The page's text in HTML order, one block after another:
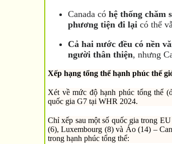
Canada có hệ thống chăm
phương tiện đi lại có thể
Cả hai nước đều có nền
người thân thiện, nhưng
Xếp hạng tổng thể hạnh phúc thế gi
Xét về mức độ hạnh phúc tổng thể
quốc gia G7 tại WHR 2024.
Chỉ xếp sau một số quốc gia trong
(6), Luxembourg (8) và Áo (14) –
trong hạnh phúc tổng thể: